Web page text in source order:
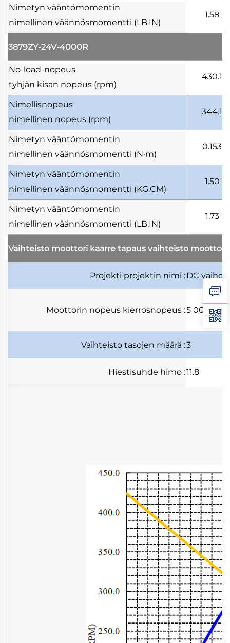
Nimetyn vääntömomentin
nimellinen väännösmomentti (LB.IN)
1.58
3879ZY-24V-4000R
No-load-nopeus
tyhjän kisan nopeus (rpm)
430.1
Nimellisnopeus
nimellinen nopeus (rpm)
344.1
Nimetyn vääntömomentin
nimellinen väännösmomentti (N·m)
0.153
Nimetyn vääntömomentin
nimellinen väännösmomentti (KG.CM)
1.50
Nimetyn vääntömomentin
nimellinen väännösmomentti (LB.IN)
1.73
Vaihteisto moottori kaarre tapaus vaihteisto moottori
Projekti projektin nimi :DC
Moottorin nopeus kierrosnopeus :5 000
Vaihteisto tasojen määrä :3
Hiestisuhde himo :11.8